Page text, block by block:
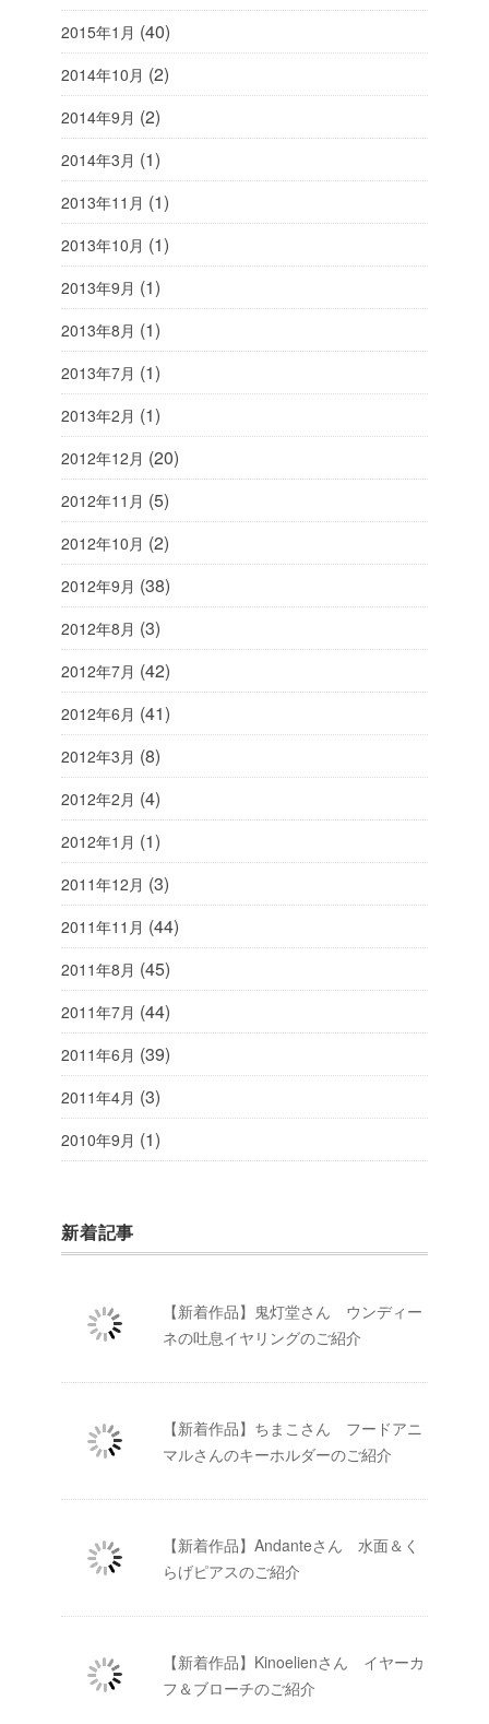
2015年1月 (40)
2014年10月 (2)
2014年9月 (2)
2014年3月 (1)
2013年11月 (1)
2013年10月 (1)
2013年9月 (1)
2013年8月 (1)
2013年7月 (1)
2013年2月 (1)
2012年12月 (20)
2012年11月 (5)
2012年10月 (2)
2012年9月 (38)
2012年8月 (3)
2012年7月 (42)
2012年6月 (41)
2012年3月 (8)
2012年2月 (4)
2012年1月 (1)
2011年12月 (3)
2011年11月 (44)
2011年8月 (45)
2011年7月 (44)
2011年6月 (39)
2011年4月 (3)
2010年9月 (1)
新着記事
【新着作品】鬼灯堂さん ウンディー
ネの吐息イヤリングのご紹介
【新着作品】ちまこさん フードアニ
マルさんのキーホルダーのご紹介
【新着作品】Andanteさん 水面＆く
らげピアスのご紹介
【新着作品】Kinoelienさん イヤーカ
フ＆ブローチのご紹介